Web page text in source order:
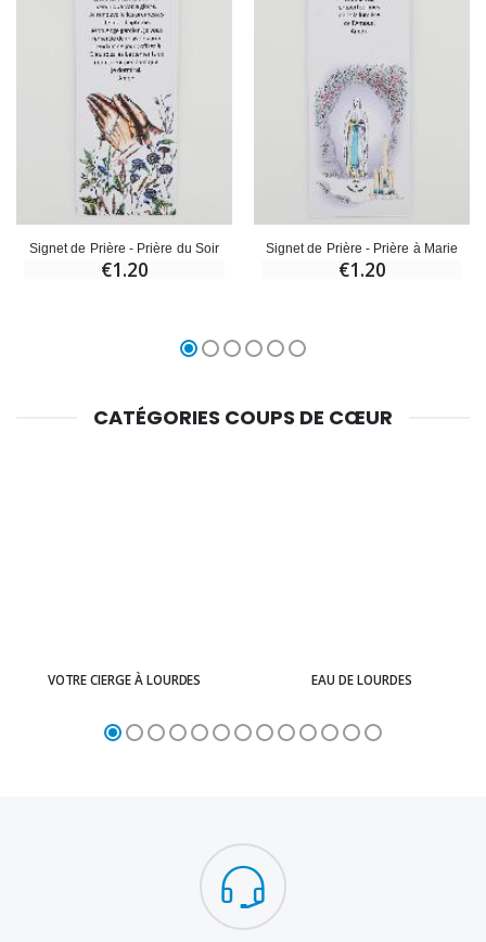
Signet de Prière - Prière du Soir
€1.20
Signet de Prière - Prière à Marie
€1.20
CATÉGORIES COUPS DE CŒUR
VOTRE CIERGE À LOURDES EAU DE LOURDES